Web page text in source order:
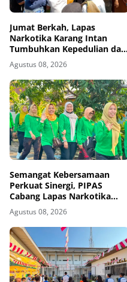
Jumat Berkah, Lapas
Narkotika Karang Intan
Tumbuhkan Kepedulian dan
Kebersamaan
Agustus 08, 2026
Semangat Kebersamaan
Perkuat Sinergi, PIPAS
Cabang Lapas Narkotika
Kelas IIA Karang Intan Ikuti
Fun Walk HUT Ke-81 RI
Agustus 08, 2026